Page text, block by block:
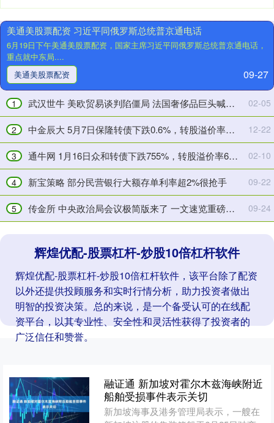
诡
计
有
多
离
谱？
敢
将
自
己
脱
得
赤
条
条
的
倍
操
盘
3
天，
破
10
亿
美通美股票配资 习近平同俄罗斯总统普京通电话
6月19日下午美通美股票配资，国家主席习近平同俄罗斯总统普京通电话，
重点就中东局....
美通美股票配资
09-27
1 武汉世牛 美欧贸易谈判陷僵局 法国奢侈品巨头喊话欧盟：须软化立场以达成协议！ 02-05
2 中金辰大 5月7日保隆转债下跌0.6%，转股溢价率31.46% 12-22
3 通牛网 1月16日众和转债下跌755%，转股溢价率691% 02-10
4 新宝策略 部分民营银行大额存单利率超2%很抢手 09-22
5 传金所 中央政治局会议极简版来了 一文速览重磅部署有哪些 09-24
辉煌优配-股票杠杆-炒股10倍杠杆软件
辉煌优配-股票杠杆-炒股10倍杠杆软件，该平台除了配资
以外还提供投顾服务和实时行情分析，助力投资者做出
明智的投资决策。总的来说，是一个备受认可的在线配
资平台，以其专业性、安全性和灵活性获得了投资者的
广泛信任和赞誉。
融证通 新加坡对霍尔木兹海峡附近
船舶受损事件表示关切
新加坡海事及港务管理局表示，一艘在